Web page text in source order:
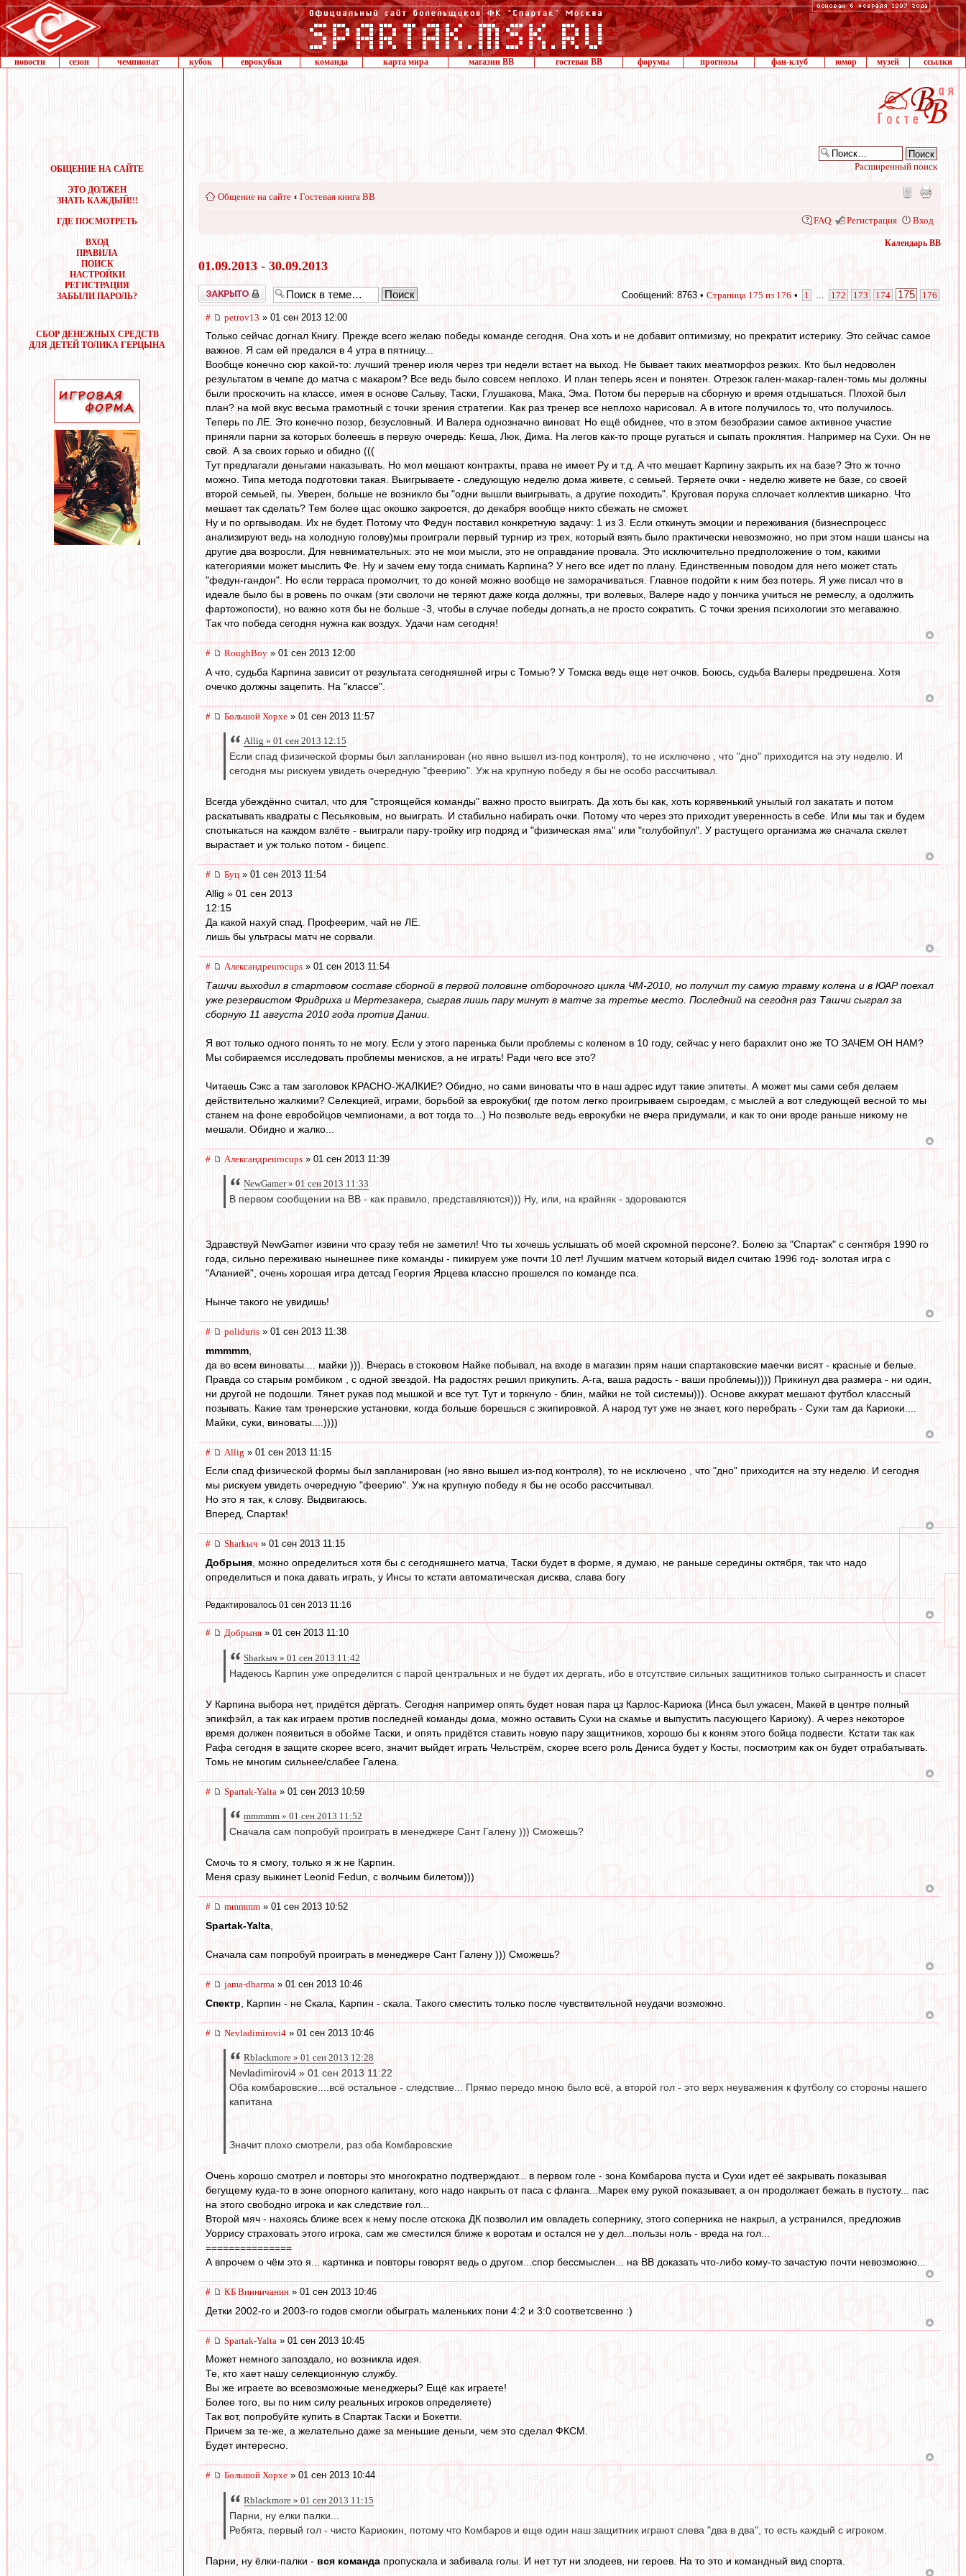
новости сезон чемпионат кубок еврокубки команда карта мира магазин ВВ гостевая ВВ форумы прогнозы фан-клуб юмор музей ссылки
ОБЩЕНИЕ НА САЙТЕ
ЭТО ДОЛЖЕН
ЗНАТЬ КАЖДЫЙ!!!
ГДЕ ПОСМОТРЕТЬ
ВХОД
ПРАВИЛА
ПОИСК
НАСТРОЙКИ
РЕГИСТРАЦИЯ
ЗАБЫЛИ ПАРОЛЬ?
СБОР ДЕНЕЖНЫХ СРЕДСТВ
ДЛЯ ДЕТЕЙ ТОЛИКА ГЕРЦЫНА
Расширенный поиск
Общение на сайте ‹ Гостевая книга ВВ
FAQ Регистрация Вход
Календарь ВВ
01.09.2013 - 30.09.2013
Закрыто Сообщений: 8763 • Страница 175 из 176 • 1 172 173 174 175 176
# petrov13 » 01 сен 2013 12:00
Только сейчас догнал Книгу. Прежде всего желаю победы команде сегодня. Она хоть и не добавит оптимизму, но прекратит истерику. Это сейчас самое
важное. Я сам ей предался в 4 утра в пятницу...
Вообще конечно сюр какой-то: лучший тренер июля через три недели встает на выход. Не бывает таких меатморфоз резких. Кто был недоволен
результатом в чемпе до матча с макаром? Все ведь было совсем неплохо. И план теперь ясен и понятен. Отрезок гален-макар-гален-томь мы должны
были проскочить на классе, имея в основе Сальву, Таски, Глушакова, Мака, Эма. Потом бы перерыв на сборную и время отдышаться. Плохой был
план? на мой вкус весьма грамотный с точки зрения стратегии. Как раз тренер все неплохо нарисовал. А в итоге получилось то, что получилось.
Теперь по ЛЕ. Это конечно позор, безусловный. И Валера однозначно виноват. Но ещё обиднее, что в этом безобразии самое активное участие
приняли парни за которых болеешь в первую очередь: Кеша, Люк, Дима. На легов как-то проще ругаться и сыпать проклятия. Например на Сухи. Он не
свой. А за своих горько и обидно (((
Тут предлагали деньгами наказывать. Но мол мешают контракты, права не имеет Ру и т.д. А что мешает Карпину закрыть их на базе? Это ж точно
можно. Типа метода подготовки такая. Выигрываете - следующую неделю дома живете, с семьей. Теряете очки - неделю живете не базе, со своей
второй семьей, гы. Уверен, больше не возникло бы "одни вышли выигрывать, а другие походить". Круговая порука сплочает коллектив шикарно. Что
мешает так сделать? Тем более щас окошко закроется, до декабря вообще никто сбежать не сможет.
Ну и по оргвыводам. Их не будет. Потому что Федун поставил конкретную задачу: 1 из 3. Если откинуть эмоции и переживания (бизнеспроцесс
анализируют ведь на холодную голову)мы проиграли первый турнир из трех, который взять было практически невозможно, но при этом наши шансы на
другие два возросли. Для невнимательных: это не мои мысли, это не оправдание провала. Это исключительно предположение о том, какими
категориями может мыслить Фе. Ну и зачем ему тогда снимать Карпина? У него все идет по плану. Единственным поводом для него может стать
"федун-гандон". Но если терраса промолчит, то до коней можно вообще не заморачиваться. Главное подойти к ним без потерь. Я уже писал что в
идеале было бы в ровень по очкам (эти сволочи не теряют даже когда должны, три волевых, Валере надо у пончика учиться не ремеслу, а одолжить
фартожопости), но важно хотя бы не больше -3, чтобы в случае победы догнать,а не просто сократить. С точки зрения психологии это мегаважно.
Так что победа сегодня нужна как воздух. Удачи нам сегодня!
# RoughBoy » 01 сен 2013 12:00
А что, судьба Карпина зависит от результата сегодняшней игры с Томью? У Томска ведь еще нет очков. Боюсь, судьба Валеры предрешена. Хотя
очечко должны зацепить. На "классе".
# Большой Хорхе » 01 сен 2013 11:57
Allig » 01 сен 2013 12:15
Если спад физической формы был запланирован (но явно вышел из-под контроля), то не исключено , что "дно" приходится на эту неделю. И
сегодня мы рискуем увидеть очередную "феерию". Уж на крупную победу я бы не особо рассчитывал.
Всегда убеждённо считал, что для "строящейся команды" важно просто выиграть. Да хоть бы как, хоть корявенький унылый гол закатать и потом
раскатывать квадраты с Песьяковым, но выиграть. И стабильно набирать очки. Потому что через это приходит уверенность в себе. Или мы так и будем
спотыкаться на каждом взлёте - выиграли пару-тройку игр подряд и "физическая яма" или "голубойпул". У растущего организма же сначала скелет
вырастает и уж только потом - бицепс.
# Буц » 01 сен 2013 11:54
Allig » 01 сен 2013
12:15
Да какой нахуй спад. Профеерим, чай не ЛЕ.
лишь бы ультрасы матч не сорвали.
# Александрeurocups » 01 сен 2013 11:54
Ташчи выходил в стартовом составе сборной в первой половине отборочного цикла ЧМ-2010, но получил ту самую травму колена и в ЮАР поехал
уже резервистом Фридриха и Мертезакера, сыграв лишь пару минут в матче за третье место. Последний на сегодня раз Ташчи сыграл за
сборную 11 августа 2010 года против Дании.
Я вот только одного понять то не могу. Если у этого паренька были проблемы с коленом в 10 году, сейчас у него барахлит оно же ТО ЗАЧЕМ ОН НАМ?
Мы собираемся исследовать проблемы менисков, а не играть! Ради чего все это?
Читаешь Сэкс а там заголовок КРАСНО-ЖАЛКИЕ? Обидно, но сами виноваты что в наш адрес идут такие эпитеты. А может мы сами себя делаем
действительно жалкими? Селекцией, играми, борьбой за еврокубки( где потом легко проигрываем сыроедам, с мыслей а вот следующей весной то мы
станем на фоне евробойцов чемпионами, а вот тогда то...) Но позвольте ведь еврокубки не вчера придумали, и как то они вроде раньше никому не
мешали. Обидно и жалко...
# Александрeurocups » 01 сен 2013 11:39
NewGamer » 01 сен 2013 11:33
В первом сообщении на ВВ - как правило, представляются))) Ну, или, на крайняк - здороваются
Здравствуй NewGamer извини что сразу тебя не заметил! Что ты хочешь услышать об моей скромной персоне?. Болею за "Спартак" с сентября 1990 го
года, сильно переживаю нынешнее пике команды - пикируем уже почти 10 лет! Лучшим матчем который видел считаю 1996 год- золотая игра с
"Аланией", очень хорошая игра детсад Георгия Ярцева классно прошелся по команде пса.
Нынче такого не увидишь!
# poliduris » 01 сен 2013 11:38
mmmmm
да во всем виноваты.... майки ))). Вчерась в стоковом Найке побывал, на входе в магазин прям наши спартаковские маечки висят - красные и белые.
Правда со старым ромбиком , с одной звездой. На радостях решил прикупить. А-га, ваша радость - ваши проблемы)))) Прикинул два размера - ни один,
ни другой не подошли. Тянет рукав под мышкой и все тут. Тут и торкнуло - блин, майки не той системы))). Основе аккурат мешают футбол классный
позывать. Какие там тренерские установки, когда больше борешься с экипировкой. А народ тут уже не знает, кого перебрать - Сухи там да Кариоки....
Майки, суки, виноваты....))))
# Allig » 01 сен 2013 11:15
Если спад физической формы был запланирован (но явно вышел из-под контроля), то не исключено , что "дно" приходится на эту неделю. И сегодня
мы рискуем увидеть очередную "феерию". Уж на крупную победу я бы не особо рассчитывал.
Но это я так, к слову. Выдвигаюсь.
Вперед, Спартак!
# Sharkыч » 01 сен 2013 11:15
Добрыня , можно определиться хотя бы с сегодняшнего матча, Таски будет в форме, я думаю, не раньше середины октября, так что надо
определиться и пока давать играть, у Инсы то кстати автоматическая дисква, слава богу
Редактировалось 01 сен 2013 11:16
# Добрыня » 01 сен 2013 11:10
Sharkыч » 01 сен 2013 11:42
Надеюсь Карпин уже определится с парой центральных и не будет их дергать, ибо в отсутствие сильных защитников только сыгранность и спасет
У Карпина выбора нет, придётся дёргать. Сегодня например опять будет новая пара цз Карлос-Кариока (Инса был ужасен, Макей в центре полный
эпикфэйл, а так как играем против последней команды дома, можно оставить Сухи на скамье и выпустить пасующего Кариоку). А через некоторое
время должен появиться в обойме Таски, и опять придётся ставить новую пару защитников, хорошо бы к коням этого бойца подвести. Кстати так как
Рафа сегодня в защите скорее всего, значит выйдет играть Чельстрём, скорее всего роль Дениса будет у Косты, посмотрим как он будет отрабатывать.
Томь не многим сильнее/слабее Галена.
# Spartak-Yalta » 01 сен 2013 10:59
mmmmm » 01 сен 2013 11:52
Сначала сам попробуй проиграть в менеджере Сант Галену ))) Сможешь?
Смочь то я смогу, только я ж не Карпин.
Меня сразу выкинет Leonid Fedun, с волчьим билетом)))
# mmmmm » 01 сен 2013 10:52
Spartak-Yalta
Сначала сам попробуй проиграть в менеджере Сант Галену ))) Сможешь?
# jama-dharma » 01 сен 2013 10:46
Спектр , Карпин - не Скала, Карпин - скала. Такого сместить только после чувствительной неудачи возможно.
# Nevladimirovi4 » 01 сен 2013 10:46
Rblackmore » 01 сен 2013 12:28
Nevladimirovi4 » 01 сен 2013 11:22
Оба комбаровские....всё остальное - следствие... Прямо передо мною было всё, а второй гол - это верх неуважения к футболу со стороны нашего
капитана
Значит плохо смотрели, раз оба Комбаровские
Очень хорошо смотрел и повторы это многократно подтверждают... в первом голе - зона Комбарова пуста и Сухи идет её закрывать показывая
бегущему куда-то в зоне опорного капитану, кого надо накрыть от паса с фланга...Марек ему рукой показывает, а он продолжает бежать в пустоту... пас
на этого свободно игрока и как следствие гол...
Второй мяч - нахоясь ближе всех к нему после отскока ДК позволил им овладеть сопернику, этого соперника не накрыл, а устранился, предложив
Уоррису страховать этого игрока, сам же сместился ближе к воротам и остался не у дел...пользы ноль - вреда на гол...
===============
А впрочем о чём это я... картинка и повторы говорят ведь о другом...спор бессмыслен... на ВВ доказать что-либо кому-то зачастую почти невозможно...
# КБ Винничанин » 01 сен 2013 10:46
Детки 2002-го и 2003-го годов смогли обыграть маленьких пони 4:2 и 3:0 соответсвенно :)
# Spartak-Yalta » 01 сен 2013 10:45
Может немного запоздало, но возникла идея.
Те, кто хает нашу селекционную службу.
Вы же играете во всевозможные менеджеры? Ещё как играете!
Более того, вы по ним силу реальных игроков определяете)
Так вот, попробуйте купить в Спартак Таски и Бокетти.
Причем за те-же, а желательно даже за меньшие деньги, чем это сделал ФКСМ.
Будет интересно.
# Большой Хорхе » 01 сен 2013 10:44
Rblackmore » 01 сен 2013 11:15
Парни, ну елки палки...
Ребята, первый гол - чисто Кариокин, потому что Комбаров и еще один наш защитник играют слева "два в два", то есть каждый с игроком.
Парни, ну ёлки-палки - вся команда пропускала и забивала голы. И нет тут ни злодеев, ни героев. На то это и командный вид спорта.